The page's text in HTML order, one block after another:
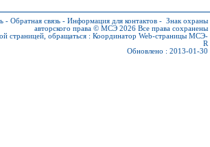
- Обратная связь - Информация для контактов - Знак охраны
авторского права © МСЭ 2026 Все права сохранены
страницей, обращаться : Координатор Web-страницы МСЭ-
R
Обновлено : 2013-01-30